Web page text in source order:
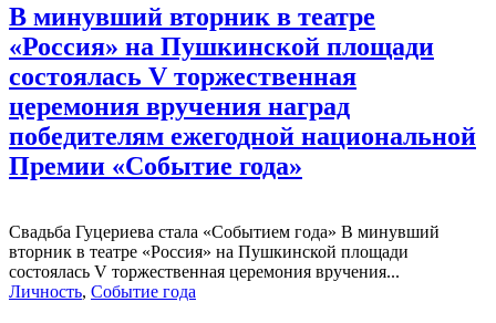
В минувший вторник в театре
«Россия» на Пушкинской площади
состоялась V торжественная
церемония вручения наград
победителям ежегодной национальной
Премии «Событие года»
Свадьба Гуцериева стала «Событием года» В минувший
вторник в театре «Россия» на Пушкинской площади
состоялась V торжественная церемония вручения...
Личность, Событие года